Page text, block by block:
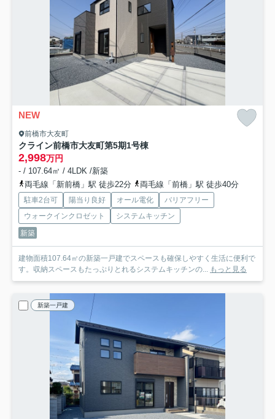
NEW
前橋市大友町
クライン前橋市大友町第5期1号棟
2,998万円
- / 107.64㎡ / 4LDK /新築
両毛線「新前橋」駅 徒歩22分
両毛線「前橋」駅 徒歩40分
駐車2台可 陽当り良好 オール電化
バリアフリー
ウォークインクロゼット
システムキッチン
新築
建物面積107.64㎡の新築一戸建でスペースも確保しやすく生活に便利で
す。収納スペースもたっぷりとれるシステムキッチンの... もっと見る
新築一戸建